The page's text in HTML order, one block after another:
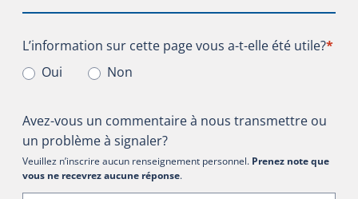
L’information sur cette page vous a-t-elle été utile?
L’information sur cette page vous a-t-elle été utile?*
Oui
Non
Avez-vous un commentaire à nous transmettre ou
un problème à signaler?
Veuillez n’inscrire aucun renseignement personnel. Prenez note que
vous ne recevrez aucune réponse.